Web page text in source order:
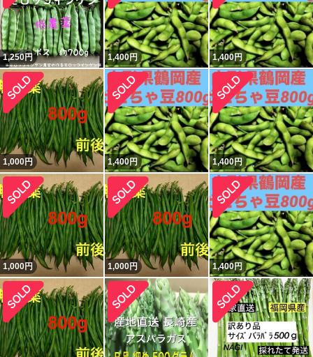
1,250円 1,400円 1,400円
1,000円 1,400円 1,400円
1,000円 1,000円 1,400円